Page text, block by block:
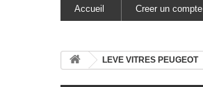
Accueil Creer un compte
LEVE VITRES PEUGEOT